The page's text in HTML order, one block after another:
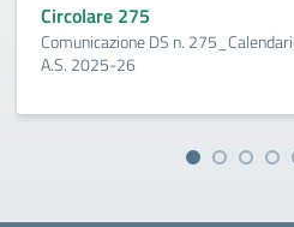
Circolare 275
Comunicazione DS n.
A.S. 2025-26